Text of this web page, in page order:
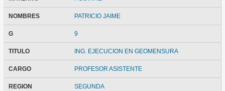
NOMBRES PATRICIO JAIME
G 9
TITULO ING. EJECUCION EN GEOMENSURA
CARGO PROFESOR ASISTENTE
REGION SEGUNDA